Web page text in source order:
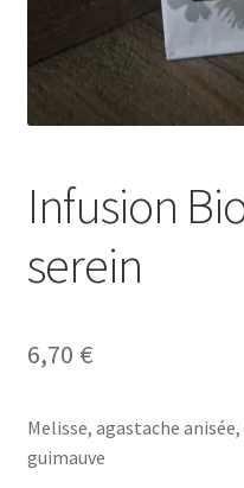
Infusion
serein
6,70 €
Melisse, agastache
guimauve